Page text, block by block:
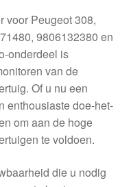
voor Peugeot 308,
9806132380 en
onderdeel is
van de
Of u nu een
enthousiaste doe-het-
om aan de hoge
te voldoen.
die u nodig